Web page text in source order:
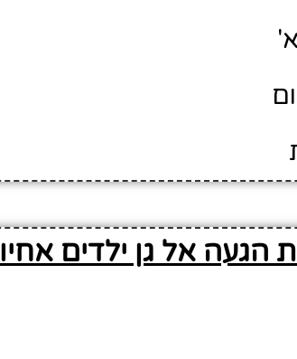
הגעה אל גן ילדים